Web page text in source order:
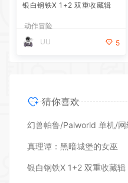
银白钢铁X 1+2 双重收藏辑
动作冒险
UU
5
猜你喜欢
真理谭：黑暗城堡的女巫
银白钢铁X 1+2 双重收藏辑